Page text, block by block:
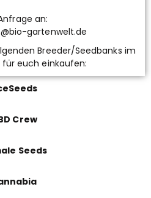
an:
gartenwelt.de
Breeder/Seedbanks im
für euch einkaufen:
Crew
Seeds